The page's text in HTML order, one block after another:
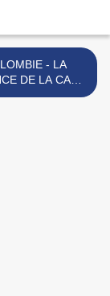
- LA
DE LA CALE
>